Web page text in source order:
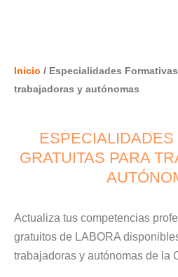
Inicio / Especialidades
trabajadoras y autónomas
ESPECIALIDADES
GRATUITAS PARA
Actualiza tus competencias
gratuitos de LABORA
trabajadoras y autónomas de la